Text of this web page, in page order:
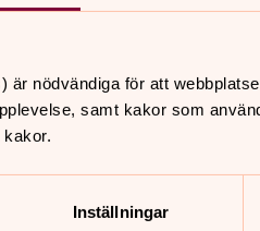
är nödvändiga för att
samt kakor som
Inställningar
vi förstå att på hans jobb
till och vara ledare för
normalstörda agerar
och "Trollkarlen från Oz"
i New York, långfilmen
ICA-Jerry.